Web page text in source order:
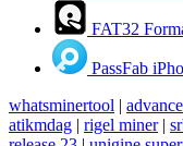
FAT32
PassFab
whatsminertool |
atikmdag | rigel miner|